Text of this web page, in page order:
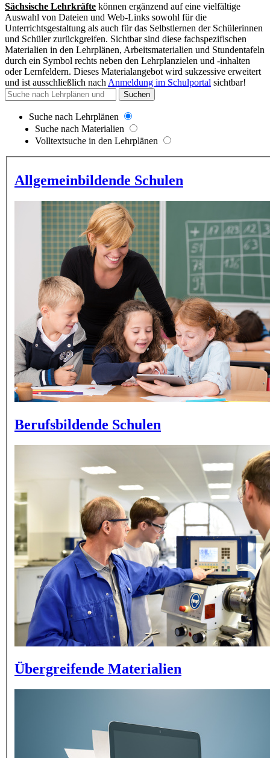
Sächsische Lehrkräfte können ergänzend auf eine vielfältige
Auswahl von Dateien und Web-Links sowohl für die
Unterrichtsgestaltung als auch für das Selbstlernen der Schülerinnen
und Schüler zurückgreifen. Sichtbar sind diese fachspezifischen
Materialien in den Lehrplänen, Arbeitsmaterialien und Stundentafeln
durch ein Symbol rechts neben den Lehrplanzielen und -inhalten
oder Lernfeldern. Dieses Materialangebot wird sukzessive erweitert
und ist ausschließlich nach Anmeldung im Schulportal sichtbar!
Suchen
Suche nach Lehrplänen
Suche nach Materialien
Volltextsuche in den Lehrplänen
Allgemeinbildende Schulen
Berufsbildende Schulen
Übergreifende Materialien